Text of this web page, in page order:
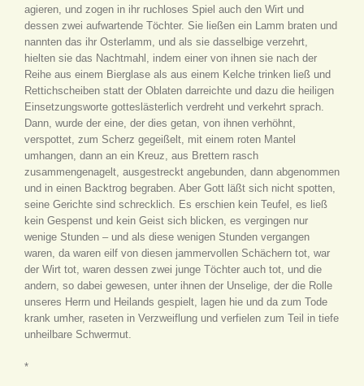
agieren, und zogen in ihr ruchloses Spiel auch den Wirt und
dessen zwei aufwartende Töchter. Sie ließen ein Lamm braten und
nannten das ihr Osterlamm, und als sie dasselbige verzehrt,
hielten sie das Nachtmahl, indem einer von ihnen sie nach der
Reihe aus einem Bierglase als aus einem Kelche trinken ließ und
Rettichscheiben statt der Oblaten darreichte und dazu die heiligen
Einsetzungsworte gotteslästerlich verdreht und verkehrt sprach.
Dann, wurde der eine, der dies getan, von ihnen verhöhnt,
verspottet, zum Scherz gegeißelt, mit einem roten Mantel
umhangen, dann an ein Kreuz, aus Brettern rasch
zusammengenagelt, ausgestreckt angebunden, dann abgenommen
und in einen Backtrog begraben. Aber Gott läßt sich nicht spotten,
seine Gerichte sind schrecklich. Es erschien kein Teufel, es ließ
kein Gespenst und kein Geist sich blicken, es vergingen nur
wenige Stunden – und als diese wenigen Stunden vergangen
waren, da waren eilf von diesen jammervollen Schächern tot, war
der Wirt tot, waren dessen zwei junge Töchter auch tot, und die
andern, so dabei gewesen, unter ihnen der Unselige, der die Rolle
unseres Herrn und Heilands gespielt, lagen hie und da zum Tode
krank umher, raseten in Verzweiflung und verfielen zum Teil in tiefe
unheilbare Schwermut.
*